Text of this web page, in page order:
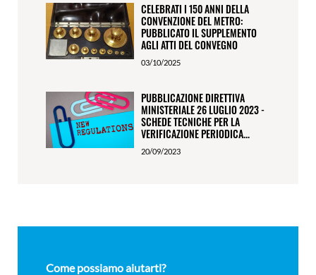
CELEBRATI I 150 ANNI DELLA
CONVENZIONE DEL METRO:
PUBBLICATO IL SUPPLEMENTO
AGLI ATTI DEL CONVEGNO
03/10/2025
PUBBLICAZIONE DIRETTIVA
MINISTERIALE 26 LUGLIO 2023 -
SCHEDE TECNICHE PER LA
VERIFICAZIONE PERIODICA...
20/09/2023
Come possiamo aiutarti?